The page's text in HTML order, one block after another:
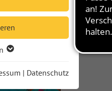
| Datenschutz
Titel Erscheinungsdatum